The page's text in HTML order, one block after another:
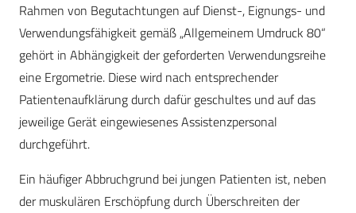
Rahmen von Begutachtungen auf Dienst-, Eignungs- und
Verwendungsfähigkeit gemäß „Allgemeinem Umdruck 80“
gehört in Abhängigkeit der geforderten Verwendungsreihe
eine Ergometrie. Diese wird nach entsprechender
Patientenaufklärung durch dafür geschultes und auf das
jeweilige Gerät eingewiesenes Assistenzpersonal
durchgeführt.
Ein häufiger Abbruchgrund bei jungen Patienten ist, neben
der muskulären Erschöpfung durch Überschreiten der